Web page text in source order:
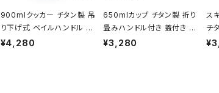
900mlクッカー チタン製 吊
り下げ式 ベイルハンドル 蓋
付き 折り畳みハンドル付き
¥4,280
650mlカップ チタン製 折り
畳みハンドル付き 蓋付き 超
軽量 頑丈 直火OK シングル
¥3,280
ス
チ
頑